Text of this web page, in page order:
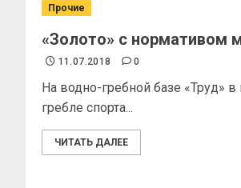
Прочие
«Золото» с нормативом
11.07.2018 0
На водно-гребной базе «Труд»
гребле спорта...
ЧИТАТЬ ДАЛЕЕ